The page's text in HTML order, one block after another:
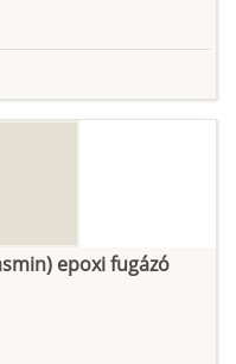
epoxi fugázó